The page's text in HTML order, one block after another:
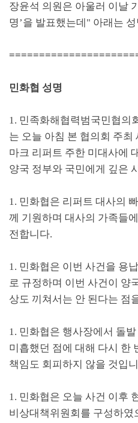
장윤석 의원은 아울러 이날
명’을 발표했는데 " 아래는
민화협 성명
1. 민족화해협력범국민협의
는 오늘 아침 본 협의회 주
마크 리퍼트 주한 미대사에
양국 정부와 국민에게 깊은
1. 민화협은 리퍼트 대사의
께 기원하며 대사의 가족들
전합니다.
1. 민화협은 이번 사건을 용
로 규정하며 이번 사건이 양
상도 끼쳐서는 안 된다는 점
1. 민화협은 행사장에서 돌
미흡했던 점에 대해 다시 한
책임도 회피하지 않을 것입
1. 민화협은 오늘 사건 이후
비상대책위원회를 구성하였